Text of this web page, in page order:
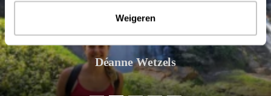
Weigeren
Déanne Wetzels